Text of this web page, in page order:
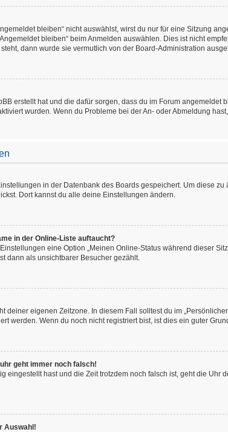
bleiben“ nicht auswählst, wirst du nur für eine Sitzung
bleiben“ beim Anmelden auswählen. Dies ist nicht
dann wurde sie vermutlich von der Board-Administration
erstellt hat und die dafür sorgen, dass du im Forum
wurden. Wenn du Probleme bei der An- oder Abmeldung
in der Datenbank des Boards gespeichert. Um diese
Dort kannst du alle deine Einstellungen ändern.
in der Online-Liste auftaucht?
eine Option „Meinen Online-Status während dieser
dann als unsichtbarer Besucher gezählt.
deiner eigenen Zeitzone. In diesem Fall solltest du im
werden. Wenn du noch nicht registriert bist, ist dies ein guter
geht immer noch falsch!
eingestellt hast und die Zeit trotzdem noch falsch ist, geht die
Auswahl!